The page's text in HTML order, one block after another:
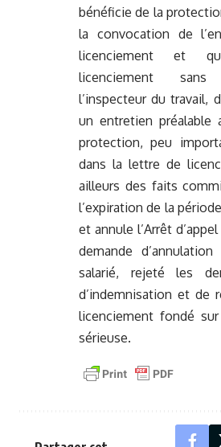
bénéficie de la
la convocation de
licenciement et
licenciement
l’inspecteur du travail,
un entretien préalable
protection, peu
dans la lettre de
ailleurs des faits
l’expiration de la
et annule l’Arrêt
demande
salarié, rejeté les
d’indemnisation et de
licenciement fondé
sérieuse.